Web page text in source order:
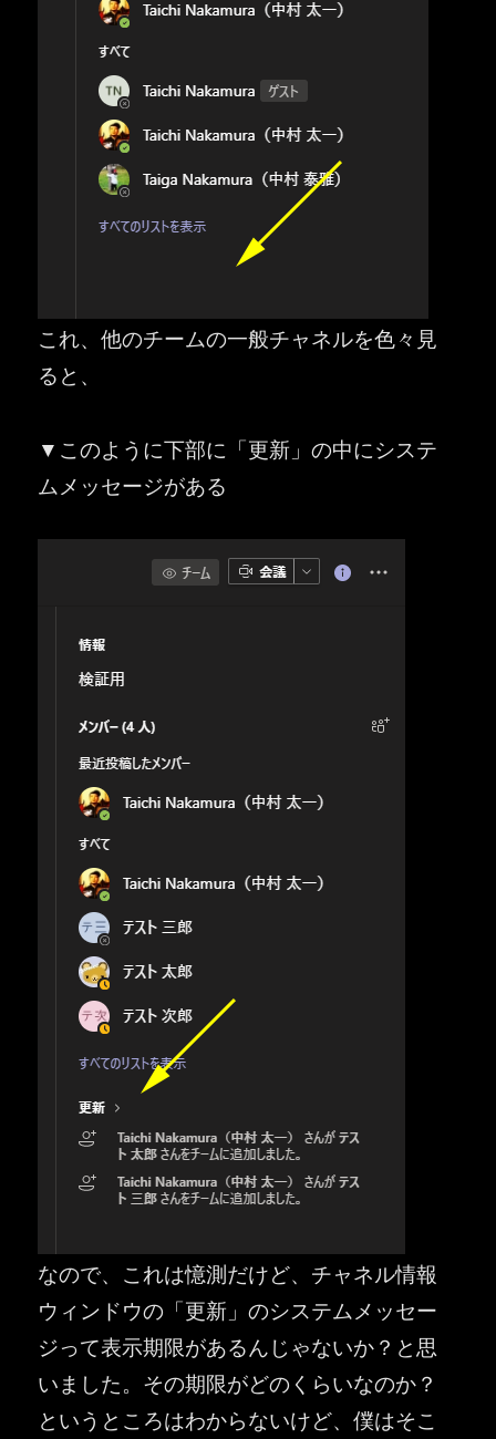
これ、他のチームの一般チャネルを色々見
ると、
▼このように下部に「更新」の中にシステ
ムメッセージがある
なので、これは憶測だけど、チャネル情報
ウィンドウの「更新」のシステムメッセー
ジって表示期限があるんじゃないか？と思
いました。その期限がどのくらいなのか？
というところはわからないけど、僕はそこ